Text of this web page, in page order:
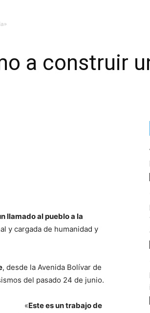
a construir
llamado al pueblo a la
y cargada de humanidad y
, desde la Avenida Bolívar de
del pasado 24 de junio.
«Este es un trabajo de